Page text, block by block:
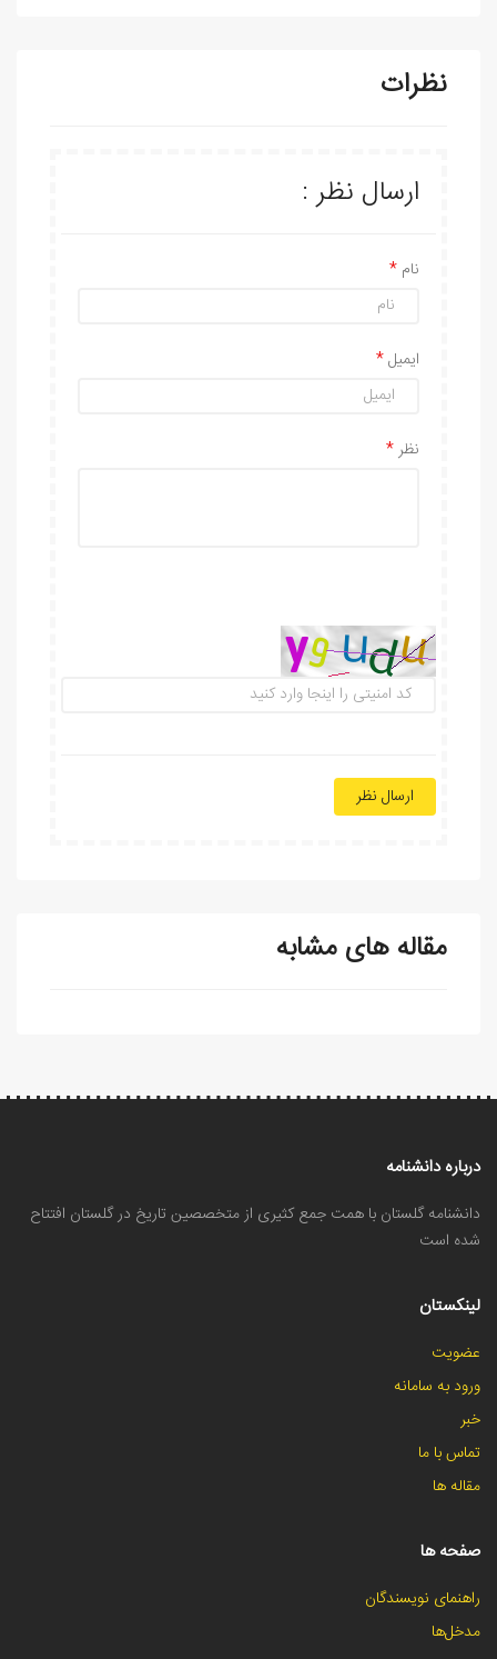
نظرات
ارسال نظر :
نام
ایمیل
نظر
ارسال نظر
مقاله های مشابه
درباره دانشنامه
دانشنامه گلستان با همت جمع کثیری از متخصصین تاریخ در گلستان افتتاح
شده است
لینکستان
عضویت
ورود به سامانه
خبر
تماس با ما
مقاله ها
صفحه ها
راهنمای نویسندگان
مدخل‌ها